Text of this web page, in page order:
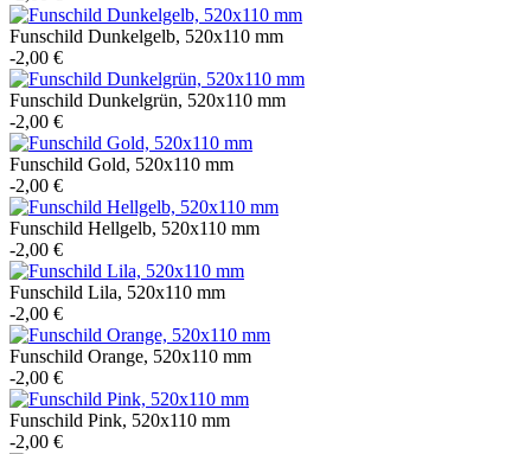
Funschild Dunkelgelb, 520x110 mm
-2,00 €
Funschild Dunkelgrün, 520x110 mm
-2,00 €
Funschild Gold, 520x110 mm
-2,00 €
Funschild Hellgelb, 520x110 mm
-2,00 €
Funschild Lila, 520x110 mm
-2,00 €
Funschild Orange, 520x110 mm
-2,00 €
Funschild Pink, 520x110 mm
-2,00 €